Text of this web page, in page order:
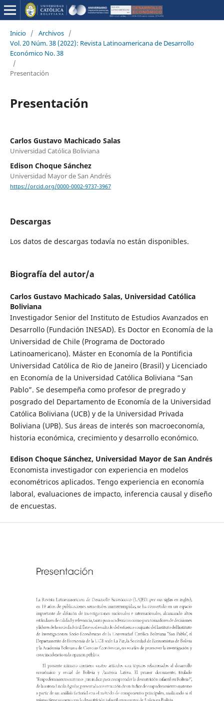
Inicio / Archivos /
Vol. 20 Núm. 38 (2022): Revista Latinoamericana de Desarrollo
Económico No. 38
/
Presentación
Presentación
Carlos Gustavo Machicado Salas
Universidad Católica Boliviana
Edison Choque Sánchez
Universidad Mayor de San Andrés
https://orcid.org/0000-0002-9737-3967
Descargas
Los datos de descargas todavía no están disponibles.
Biografía del autor/a
Carlos Gustavo Machicado Salas, Universidad Católica
Boliviana
Investigador Senior del Instituto de Estudios Avanzados en
Desarrollo (Fundación INESAD). Es Doctor en Economía de la
Universidad de Chile (Programa de Doctorado
Latinoamericano). Máster en Economía de la Pontificia
Universidad Católica de Rio de Janeiro (Brasil) y Licenciado
en Economía de la Universidad Católica Boliviana “San
Pablo”. Se desempeña como profesor de pregrado y
posgrado del Departamento de Economía de la Universidad
Católica Boliviana (UCB) y de la Universidad Privada
Boliviana (UPB). Sus áreas de interés son macroeconomía,
historia económica, crecimiento y desarrollo económico.
Edison Choque Sánchez, Universidad Mayor de San Andrés
Economista investigador con experiencia en modelos
econométricos aplicados. Tengo experiencia en economía
laboral, evaluaciones de impacto, inferencia causal y diseño
de encuestas.